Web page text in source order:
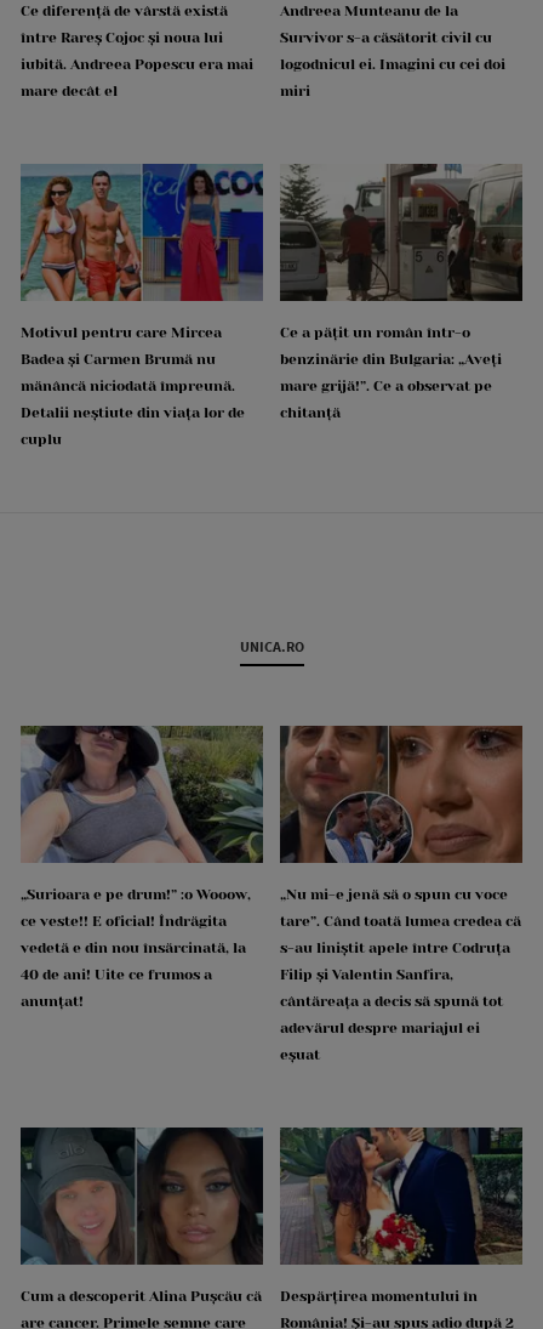
Ce diferență de vârstă există
între Rareș Cojoc și noua lui
iubită. Andreea Popescu era mai
mare decât el
Andreea Munteanu de la
Survivor s-a căsătorit civil cu
logodnicul ei. Imagini cu cei doi
miri
Motivul pentru care Mircea
Badea și Carmen Brumă nu
mănâncă niciodată împreună.
Detalii neștiute din viața lor de
cuplu
Ce a pățit un român într-o
benzinărie din Bulgaria: „Aveți
mare grijă!”. Ce a observat pe
chitanță
UNICA.RO
„Surioara e pe drum!” :o Wooow,
ce veste!! E oficial! Îndrăgita
vedetă e din nou însărcinată, la
40 de ani! Uite ce frumos a
anunțat!
„Nu mi-e jenă să o spun cu voce
tare”. Când toată lumea credea că
s-au liniștit apele între Codruța
Filip și Valentin Sanfira,
cântăreața a decis să spună tot
adevărul despre mariajul ei
eșuat
Cum a descoperit Alina Pușcău că
are cancer. Primele semne care
Despărțirea momentului în
România! Și-au spus adio după 2